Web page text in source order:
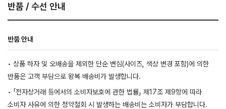
반품 / 수선 안내
반품 안내
• 상품 하자 및 오배송을 제외한 단순 변심(사이즈, 색상 변경 포함)에 의한
반품은 고객 부담으로 왕복 배송비가 발생합니다.
• 「전자상거래 등에서의 소비자보호에 관한 법률」 제17조 제9항에 따라
소비자 사유에 의한 청약철회 시 발생하는 배송비는 소비자가 부담합니다.